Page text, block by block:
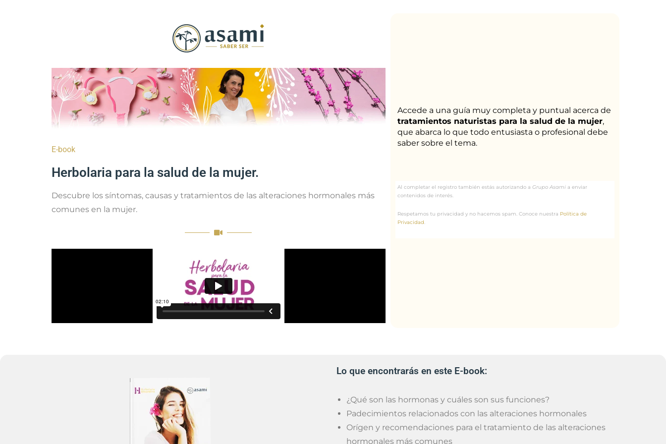
E-book
Herbolaria para la salud de la mujer.
Descubre los síntomas, causas y tratamientos de las alteraciones hormonales más
comunes en la mujer.
Accede a una guía muy completa y puntual acerca de
tratamientos naturistas para la salud de la mujer,
que abarca lo que todo entusiasta o profesional debe
saber sobre el tema.
Al completar el registro también estás autorizando a Grupo Asami a enviar
contenidos de interés.
Respetamos tu privacidad y no hacemos spam. Conoce nuestra Política de
Privacidad
Lo que encontrarás en este E-book:
¿Qué son las hormonas y cuáles son sus funciones?
Padecimientos relacionados con las alteraciones hormonales
Orígen y recomendaciones para el tratamiento de las alteraciones
hormonales más comunes